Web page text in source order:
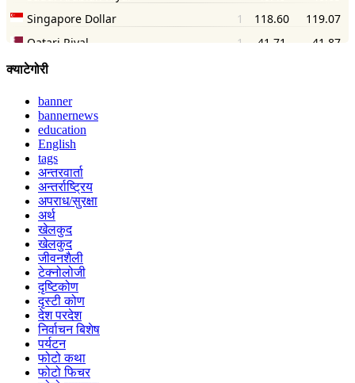
क्याटेगोरी
banner
bannernews
education
English
tags
अन्तरवार्ता
अन्तर्राष्ट्रिय
अपराध/सुरक्षा
अर्थ
खेलकुद
खेलकुद
जीवनशैली
टेक्नोलोजी
दृष्टिकोण
दृस्टी कोण
देश परदेश
निर्वाचन बिशेष
पर्यटन
फोटो कथा
फोटो फिचर